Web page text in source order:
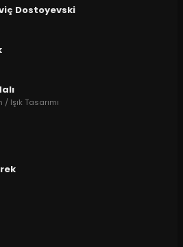
Dostoyevski
Işık Tasarımı